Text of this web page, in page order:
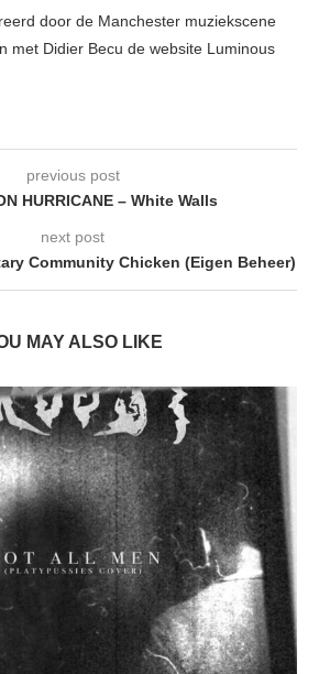
door de Manchester muziekscene
met Didier Becu de website Luminous
previous post
HURRICANE – White Walls
next post
Community Chicken (Eigen Beheer)
MAY ALSO LIKE